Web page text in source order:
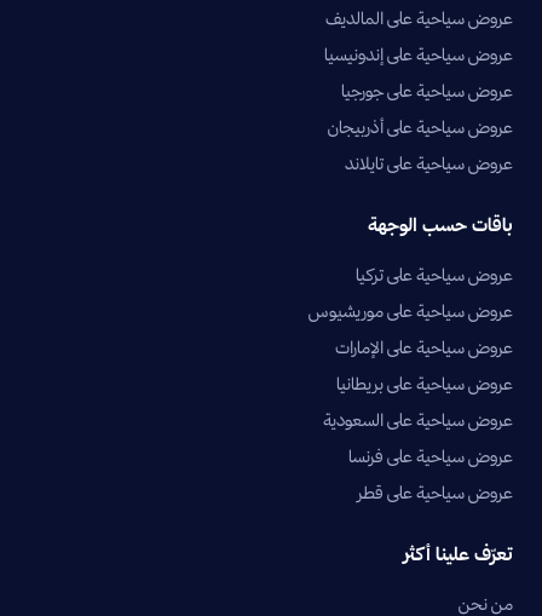
عروض سياحية على المالديف
عروض سياحية على إندونيسيا
عروض سياحية على جورجيا
عروض سياحية على أذربيجان
عروض سياحية على تايلاند
باقات حسب الوجهة
عروض سياحية على تركيا
عروض سياحية على موريشيوس
عروض سياحية على الإمارات
عروض سياحية على بريطانيا
عروض سياحية على السعودية
عروض سياحية على فرنسا
عروض سياحية على قطر
تعرّف علينا أكثر
من نحن